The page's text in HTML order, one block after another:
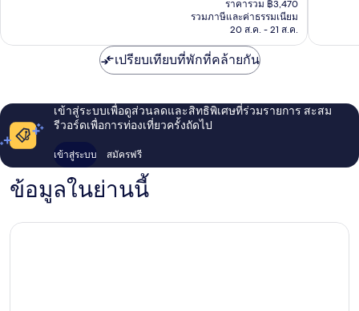
คือ
฿3,243
ราคารวม ฿3,470
รวมภาษีและค่าธรรมเนียม
20 ส.ค. - 21 ส.ค.
เปรียบเทียบที่พักที่คล้ายกัน
เข้าสู่ระบบเพื่อดูส่วนลดและสิทธิพิเศษที่ร่วมรายการ สะสม
รีวอร์ดเพื่อการท่องเที่ยวครั้งถัดไป
เข้าสู่ระบบ สมัครฟรี
ข้อมูลในย่านนี้